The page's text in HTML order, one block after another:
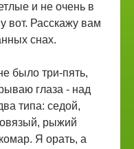
и не очень в
вот. Расскажу вам
снах.
было три-пять,
глаза - над
типа: седой,
рыжий
Я орать, а